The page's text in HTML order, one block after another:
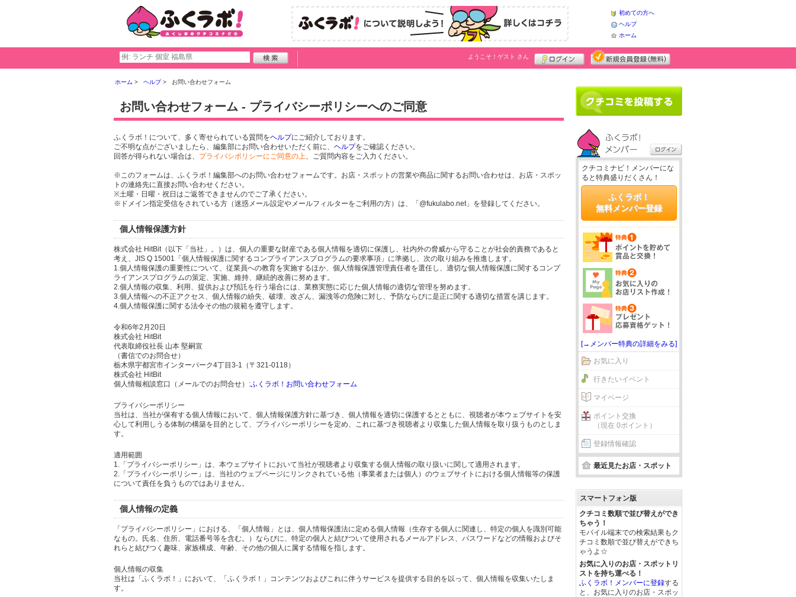
初めての方へ
ヘルプ
ホーム
ようこそ！ ゲスト さん
ホーム ヘルプ お問い合わせフォーム
お問い合わせフォーム - プライバシーポリシーへのご同意
ふくラボ！について、多く寄せられている質問をヘルプにご紹介しております。
ご不明な点がございましたら、編集部にお問い合わせいただく前に、 ヘルプをご確認ください。
回答が得られない場合は、 プライバシポリシーにご同意の上、ご質問内容をご入力ください。
※このフォームは、ふくラボ！編集部へのお問い合わせフォームです。お店・スポットの営業や商品に関するお問い合わせは、お店・スポッ
トの連絡先に直接お問い合わせください。
※土曜・日曜・祝日はご返答できませんのでご了承ください。
※ドメイン指定受信をされている方（迷惑メール設定やメールフィルターをご利用の方）は、「@fukulabo.net」を登録してください。
個人情報保護方針
株式会社 HitBit（以下「当社」。）は、個人の重要な財産である個人情報を適切に保護し、社内外の脅威から守ることが社会的責務であると
考え、JIS Q 15001「個人情報保護に関するコンプライアンスプログラムの要求事項」に準拠し、次の取り組みを推進します。
1.個人情報保護の重要性について、従業員への教育を実施するほか、個人情報保護管理責任者を選任し、適切な個人情報保護に関するコンプ
ライアンスプログラムの策定、実施、維持、継続的改善に努めます。
2.個人情報の収集、利用、提供および預託を行う場合には、業務実態に応じた個人情報の適切な管理を努めます。
3.個人情報への不正アクセス、個人情報の紛失、破壊、改ざん、漏洩等の危険に対し、予防ならびに是正に関する適切な措置を講じます。
4.個人情報保護に関する法令その他の規範を遵守します。
令和6年2月20日
株式会社 HitBit
代表取締役社長 山本 堅嗣宣
（書信でのお問合せ）
栃木県宇都宮市インターパーク4丁目3-1（〒321-0118）
株式会社 HitBit
個人情報相談窓口（メールでのお問合せ）:ふくラボ！お問い合わせフォーム
プライバシーポリシー
当社は、当社が保有する個人情報において、個人情報保護方針に基づき、個人情報を適切に保護するとともに、視聴者が本ウェブサイトを安
心して利用しうる体制の構築を目的として、プライバシーポリシーを定め、これに基づき視聴者より収集した個人情報を取り扱うものとしま
す。
適用範囲
1.「プライバシーポリシー」は、本ウェブサイトにおいて当社が視聴者より収集する個人情報の取り扱いに関して適用されます。
2.「プライバシーポリシー」は、当社のウェブページにリンクされている他（事業者または個人）のウェブサイトにおける個人情報等の保護
について責任を負うものではありません。
個人情報の定義
「プライバシーポリシー」における、「個人情報」とは、個人情報保護法に定める個人情報（生存する個人に関連し、特定の個人を識別可能
なもの。氏名、住所、電話番号等を含む。）ならびに、特定の個人と結びついて使用されるメールアドレス、パスワードなどの情報およびそ
れらと結びつく趣味、家族構成、年齢、その他の個人に属する情報を指します。
個人情報の収集
当社は「ふくラボ！」において、「ふくラボ！」コンテンツおよびこれに伴うサービスを提供する目的を以って、個人情報を収集いたしま
す。
クチコミナビ！メンバーにな
ると特典盛りだくさん！
ふくラボ！
無料メンバー登録
[→メンバー特典の詳細をみる]
お気に入り
行きたいイベント
マイページ
ポイント交換
（現在 0ポイント）
登録情報確認
最近見たお店・スポット
スマートフォン版
クチコミ数順で並び替えができ
ちゃう！
モバイル端末での検索結果もク
チコミ数順で並び替えができち
ゃうよ☆
お気に入りのお店・スポットリ
ストを持ち運べる！
ふくラボ！メンバーに登録する
と、お気に入りのお店・スポッ